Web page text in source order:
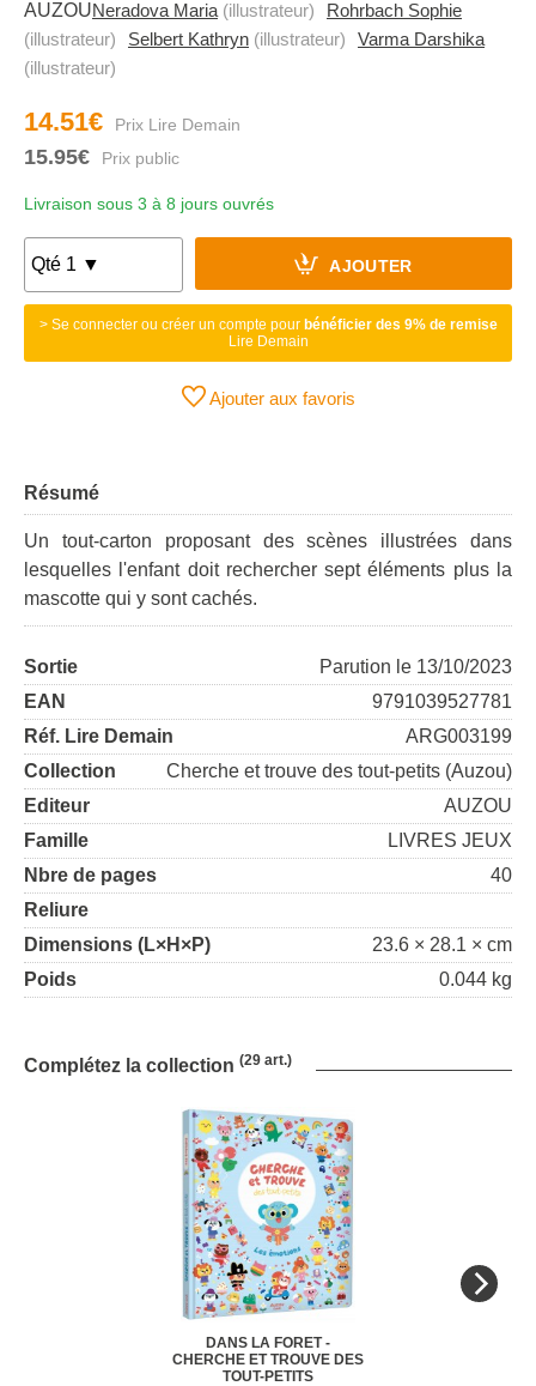
AUZOUNeradova Maria (illustrateur)
Rohrbach Sophie
(illustrateur)
Selbert Kathryn (illustrateur)
Varma Darshika
(illustrateur)
14.51€
15.95€
Livraison sous 3 à 8 jours ouvrés
AJOUTER
> Se connecter ou créer un compte pour bénéficier des 9% de remise
Lire Demain
Ajouter aux favoris
Résumé
Un tout-carton proposant des scènes illustrées dans
lesquelles l'enfant doit rechercher sept éléments plus la
mascotte qui y sont cachés.
Sortie
Parution le 13/10/2023
EAN
9791039527781
Réf. Lire Demain
ARG003199
Collection
Cherche et trouve des tout-petits (Auzou)
Editeur
AUZOU
Famille
LIVRES JEUX
Nbre de pages
40
Reliure
Dimensions (L×H×P)
23.6 × 28.1 × cm
Poids
0.044 kg
Complétez la collection (29 art.)
DANS LA FORET -
CHERCHE ET TROUVE DES
TOUT-PETITS